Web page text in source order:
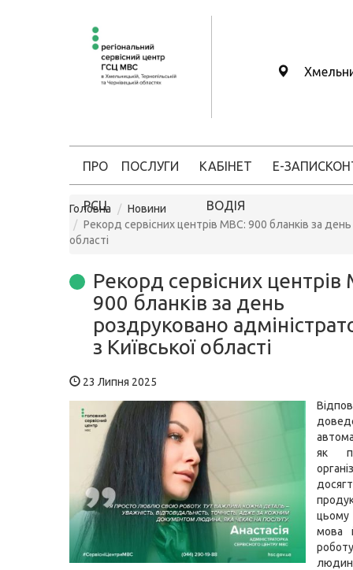
ПРО
РСЦ
ПОСЛУГИ КАБІНЕТ
ВОДІЯ
Е-ЗАПИС
Головна
Новини
Рекорд сервісних центрів МВС: 900 бланків за
області
Рекорд сервісних
900 бланків за день
роздруковано
з Київської області
23 Липня 2025
як
мова